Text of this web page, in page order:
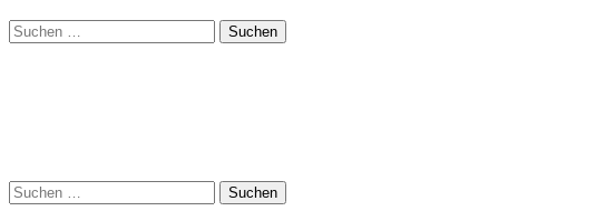
Suchen
nach:
Suchen
nach: